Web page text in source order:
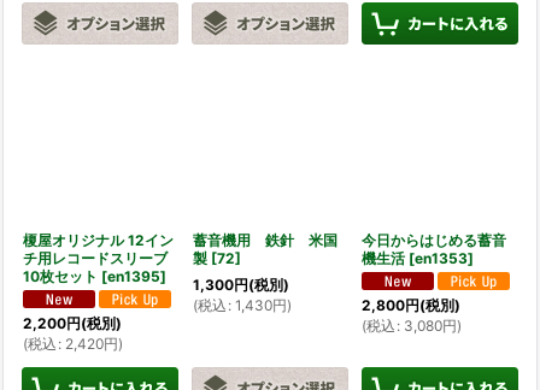
榎屋オリジナル 12イン
チ用レコードスリーブ
10枚セット [en1395]
2,200円(税別)
(税込 : 2,420円)
蓄音機用 鉄針 米国
製 [72]
1,300円(税別)
(税込 : 1,430円)
今日からはじめる蓄音
機生活 [en1353]
2,800円(税別)
(税込 : 3,080円)